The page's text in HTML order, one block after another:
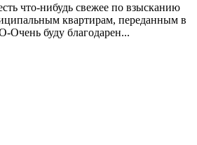
что-нибудь свежее по взысканию
квартирам, переданным в
буду благодарен...